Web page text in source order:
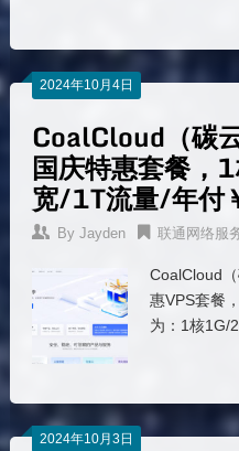
2024年10月4日
CoalCloud（碳
国庆特惠套餐
宽/1T流量/年付
By Jayden 联通网络服
CoalCloud
惠VPS套餐
为：1核1G/
2024年10月3日